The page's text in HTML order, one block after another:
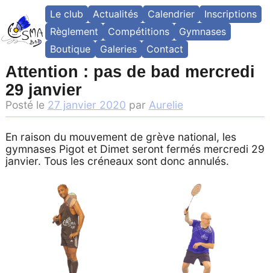
content
Le club Actualités Calendrier
Inscriptions
Règlement
Compétitions
Gymnases
Boutique
Galeries Contact
Attention : pas de bad mercredi
29 janvier
Posté le 27 janvier 2020 par Aurelie
En raison du mouvement de grève national, les
gymnases Pigot et Dimet seront fermés mercredi 29
janvier. Tous les créneaux sont donc annulés.